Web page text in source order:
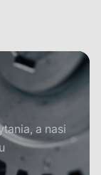
a nasi